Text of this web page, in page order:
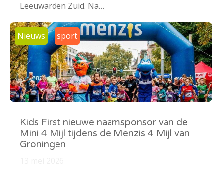
Leeuwarden Zuid. Na…
Nieuws sport
Kids First nieuwe naamsponsor van de
Mini 4 Mijl tijdens de Menzis 4 Mijl van
Groningen